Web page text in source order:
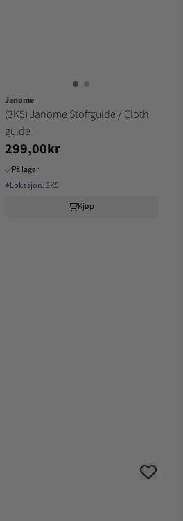
Janome
(3K5) Janome Stoffguide / Cloth
guide
299,00kr
På lager
⌖Lokasjon: 3K5
Kjøp